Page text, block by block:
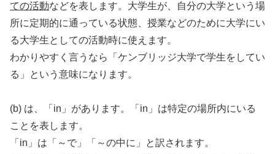
ての活動などを表します。大学生が、自分の大学という場
所に定期的に通っている状態、授業などのために大学にい
る大学生としての活動時に使えます。
わかりやすく言うなら「ケンブリッジ大学で学生をしてい
る」という意味になります。
(b) は、「in」があります。「in」は特定の場所内にいる
ことを表します。
「in」は「～で」「～の中に」と訳されます。